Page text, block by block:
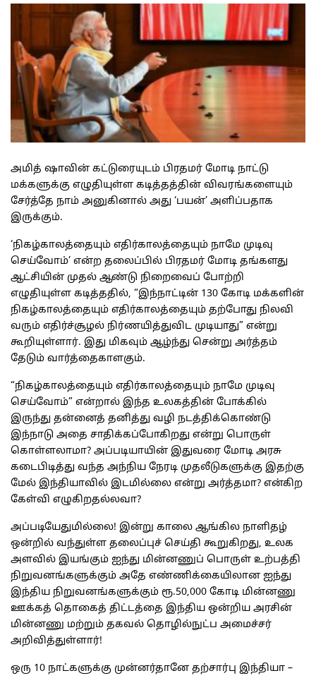
அமித் ஷாவின் கட்டுரையுடம் பிரதமர் மோடி நாட்டு
மக்களுக்கு எழுதியுள்ள கடித்தத்தின் விவரங்களையும்
சேர்த்தே நாம் அனுகினால் அது ‘பயன்’ அளிப்பதாக
இருக்கும்.
‘நிகழ்காலத்தையும் எதிர்காலத்தையும் நாமே முடிவு
செய்வோம்’ என்ற தலைப்பில் பிரதமர் மோடி தங்களது
ஆட்சியின் முதல் ஆண்டு நிறைவைப் போற்றி
எழுதியுள்ள கடித்ததில், “இந்நாட்டின் 130 கோடி மக்களின்
நிகழ்காலத்தையும் எதிர்காலத்தையும் தற்போது நிலவி
வரும் எதிர்ச்சூழல் நிர்ணயித்துவிட முடியாது” என்று
கூறியுள்ளார். இது மிகவும் ஆழ்ந்து சென்று அர்த்தம்
தேடும் வார்த்தைகாளகும்.
“நிகழ்காலத்தையும் எதிர்காலத்தையும் நாமே முடிவு
செய்வோம்” என்றால் இந்த உலகத்தின் போக்கில்
இருந்து தன்னைத் தனித்து வழி நடத்திக்கொண்டு
இந்நாடு அதை சாதிக்கப்போகிறது என்று பொருள்
கொள்ளலாமா? அப்படியாயின் இதுவரை மோடி அரசு
கடைபிடித்து வந்த அந்நிய நேரடி முதலீடுகளுக்கு இதற்கு
மேல் இந்தியாவில் இடமில்லை என்று அர்த்தமா? என்கிற
கேள்வி எழுகிறதல்லவா?
அப்படியேதுமில்லை! இன்று காலை ஆங்கில நாளிதழ்
ஒன்றில் வந்துள்ள தலைப்புச் செய்தி கூறுகிறது, உலக
அளவில் இயங்கும் ஐந்து மின்னணுப் பொருள் உற்பத்தி
நிறுவனங்களுக்கும் அதே எண்ணிக்கையிலான ஐந்து
இந்திய நிறுவனங்களுக்கும் ரூ.50,000 கோடி மின்னணு
ஊக்கத் தொகைத் திட்டத்தை இந்திய ஒன்றிய அரசின்
மின்னணு மற்றும் தகவல் தொழில்நுட்ப அமைச்சர்
அறிவித்துள்ளார்!
ஒரு 10 நாட்களுக்கு முன்னர்தானே தற்சார்பு இந்தியா –